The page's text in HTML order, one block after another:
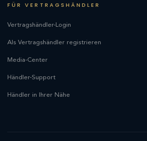
FÜR VERTRAGSHÄNDLER
Vertragshändler-Login
Als Vertragshändler registrieren
Media-Center
Händler-Support
Händler in Ihrer Nähe